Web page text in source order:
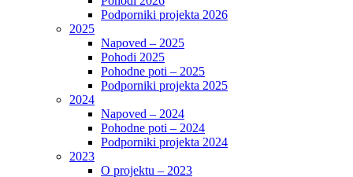
Podporniki projekta 2026
2025
Napoved – 2025
Pohodi 2025
Pohodne poti – 2025
Podporniki projekta 2025
2024
Napoved – 2024
Pohodne poti – 2024
Podporniki projekta 2024
2023
O projektu – 2023